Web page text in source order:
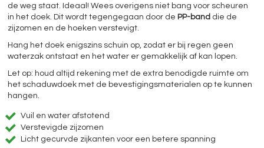
de weg staat. Ideaal! Wees overigens niet bang voor scheuren
in het doek. Dit wordt tegengegaan door de PP-band die de
zijzomen en de hoeken verstevigt.
Hang het doek enigszins schuin op, zodat er bij regen geen
waterzak ontstaat en het water er gemakkelijk af kan lopen.
Let op: houd altijd rekening met de extra benodigde ruimte om
het schaduwdoek met de bevestigingsmaterialen op te kunnen
hangen.
Vuil en water afstotend
Verstevigde zijzomen
Licht gecurvde zijkanten voor een betere spanning